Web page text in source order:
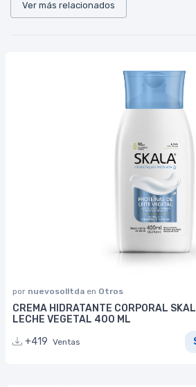
Ver más relacionados
por nuevosolltda en Otros
CREMA HIDRATANTE CORPORAL
LECHE VEGETAL 400 ML
+419 Ventas